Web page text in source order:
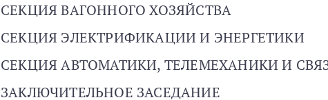
СЕКЦИЯ ВАГОННОГО ХОЗЯЙСТВА
СЕКЦИЯ ЭЛЕКТРИФИКАЦИИ И ЭНЕРГЕТИКИ
СЕКЦИЯ АВТОМАТИКИ, ТЕЛЕМЕХАНИКИ И
ЗАКЛЮЧИТЕЛЬНОЕ ЗАСЕДАНИЕ